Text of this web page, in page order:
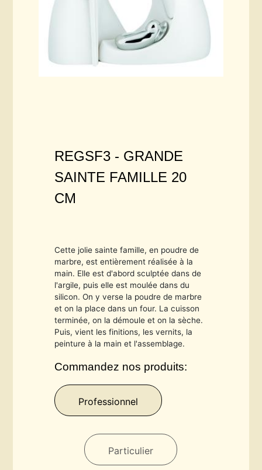
REGSF3 - GRANDE
SAINTE FAMILLE 20
CM
Cette jolie sainte famille, en poudre de
marbre, est entièrement réalisée à la
main. Elle est d'abord sculptée dans de
l'argile, puis elle est moulée dans du
silicon. On y verse la poudre de marbre
et on la place dans un four. La cuisson
terminée, on la démoule et on la sèche.
Puis, vient les finitions, les vernits, la
peinture à la main et l'assemblage.
Commandez nos produits:
Professionnel
Particulier